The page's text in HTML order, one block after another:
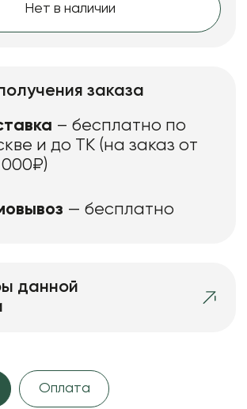
Нет в наличии
заказа
– бесплатно по
и до ТК (на заказ от
000₽)
— бесплатно
данной
Оплата